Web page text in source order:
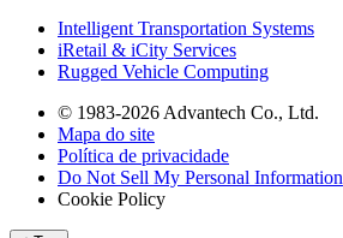
Intelligent Transportation Systems
iRetail & iCity Services
Rugged Vehicle Computing
© 1983-2026 Advantech Co., Ltd.
Mapa do site
Política de privacidade
Do Not Sell My Personal Information
Cookie Policy